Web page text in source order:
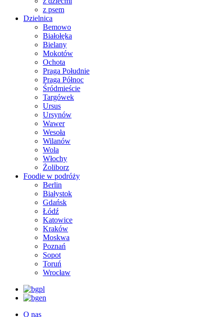
z psem
Dzielnica
Bemowo
Białołęka
Bielany
Mokotów
Ochota
Praga Południe
Praga Północ
Śródmieście
Targówek
Ursus
Ursynów
Wawer
Wesoła
Wilanów
Wola
Włochy
Żoliborz
Foodie w podróży
Berlin
Białystok
Gdańsk
Łódź
Katowice
Kraków
Moskwa
Poznań
Sopot
Toruń
Wrocław
pl
en
O nas